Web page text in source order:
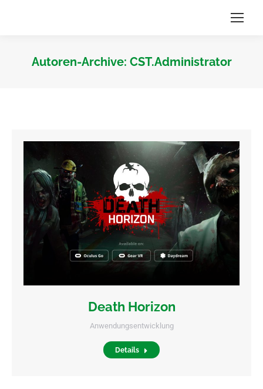
Autoren-Archive: CST.Administrator
Death Horizon
Anwendungsentwicklung
Details